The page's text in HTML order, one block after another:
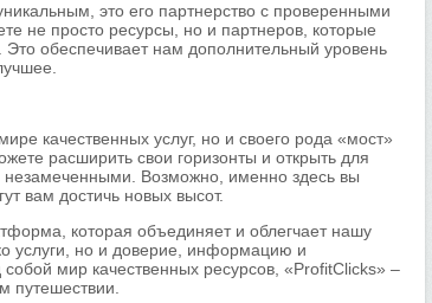
это его партнерство с проверенными
не просто ресурсы, но и партнеров, которые
Это обеспечивает нам дополнительный уровень
качественных услуг, но и своего рода «мост»
расширить свои горизонты и открыть для
незамеченными. Возможно, именно здесь вы
вам достичь новых высот.
которая объединяет и облегчает нашу
услуги, но и доверие, информацию и
мир качественных ресурсов, «ProfitClicks» –
путешествии.